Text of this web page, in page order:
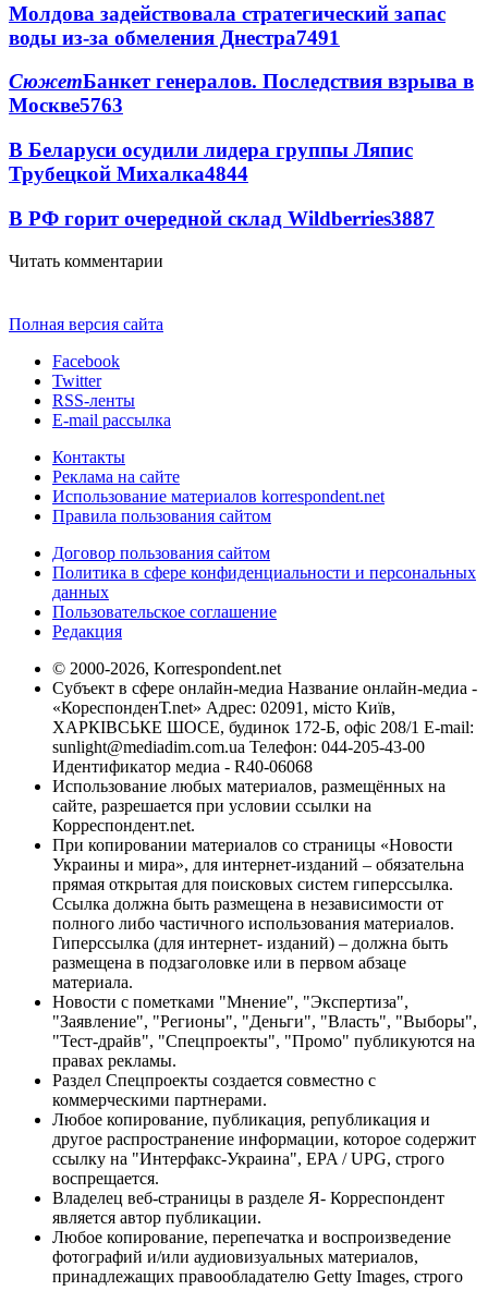
Молдова задействовала стратегический запас
воды из-за обмеления Днестра7491
СюжетБанкет генералов. Последствия взрыва в
Москве5763
В Беларуси осудили лидера группы Ляпис
Трубецкой Михалка4844
В РФ горит очередной склад Wildberries3887
Читать комментарии
Полная версия сайта
Facebook
Twitter
RSS-ленты
E-mail рассылка
Контакты
Реклама на сайте
Использование материалов korrespondent.net
Правила пользования сайтом
Договор пользования сайтом
Политика в сфере конфиденциальности и персональных
данных
Пользовательское соглашение
Редакция
© 2000-2026, Korrespondent.net
Субъект в сфере онлайн-медиа Название онлайн-медиа -
«КореспонденТ.net» Адрес: 02091, місто Київ,
ХАРКІВСЬКЕ ШОСЕ, будинок 172-Б, офіс 208/1 E-mail:
sunlight@mediadim.com.ua Телефон: 044-205-43-00
Идентификатор медиа - R40-06068
Использование любых материалов, размещённых на
сайте, разрешается при условии ссылки на
Корреспондент.net.
При копировании материалов со страницы «Новости
Украины и мира», для интернет-изданий – обязательна
прямая открытая для поисковых систем гиперссылка.
Ссылка должна быть размещена в независимости от
полного либо частичного использования материалов.
Гиперссылка (для интернет- изданий) – должна быть
размещена в подзаголовке или в первом абзаце
материала.
Новости с пометками "Мнение", "Экспертиза",
"Заявление", "Регионы", "Деньги", "Власть", "Выборы",
"Тест-драйв", "Спецпроекты", "Промо" публикуются на
правах рекламы.
Раздел Спецпроекты создается совместно с
коммерческими партнерами.
Любое копирование, публикация, републикация и
другое распространение информации, которое содержит
ссылку на "Интерфакс-Украина", EPA / UPG, строго
воспрещается.
Владелец веб-страницы в разделе Я- Корреспондент
является автор публикации.
Любое копирование, перепечатка и воспроизведение
фотографий и/или аудиовизуальных материалов,
принадлежащих правообладателю Getty Images, строго